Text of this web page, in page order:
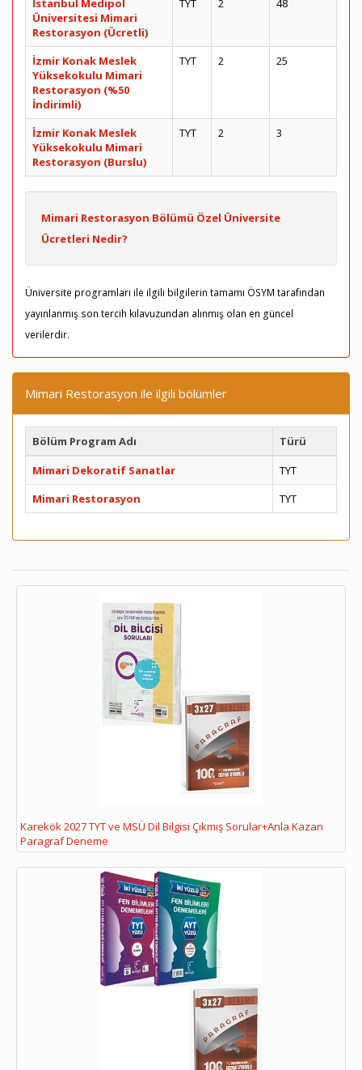
İstanbul Medipol
Üniversitesi Mimari
Restorasyon (Ücretli)
TYT 2 48
İzmir Konak Meslek
Yüksekokulu Mimari
Restorasyon (%50
İndirimli)
TYT 2 25
İzmir Konak Meslek
Yüksekokulu Mimari
Restorasyon (Burslu)
TYT 2 3
Mimari Restorasyon Bölümü Özel Üniversite
Ücretleri Nedir?
Üniversite programları ile ilgili bilgilerin tamamı ÖSYM tarafından
yayınlanmış son tercih kılavuzundan alınmış olan en güncel
verilerdir.
Mimari Restorasyon ile ilgili bölümler
Bölüm Program Adı
Türü
Mimari Dekoratif Sanatlar
TYT
Mimari Restorasyon
TYT
Karekök 2027 TYT ve MSÜ Dil Bilgisi Çıkmış Sorular+Anla Kazan
Paragraf Deneme